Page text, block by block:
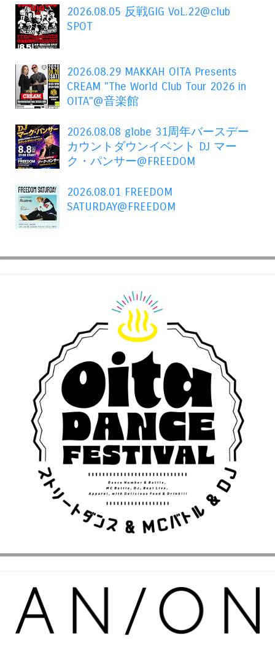
2026.08.05 反戦GIG VoL.22@club
SPOT
2026.08.29 MAKKAH OITA Presents
CREAM "The World Club Tour 2026 in
OITA"@音楽館
2026.08.08 globe 31周年バースデー
カウントダウンイベント DJ マー
ク・パンサー@FREEDOM
2026.08.01 FREEDOM
SATURDAY@FREEDOM